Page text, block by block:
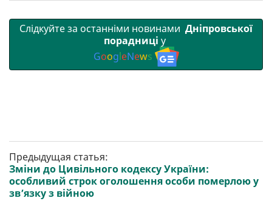
Слідкуйте за останніми новинами Дніпровської
порадниці у
GoogleNews
Предыдущая статья:
Зміни до Цивільного кодексу України:
особливий строк оголошення особи померлою у
зв’язку з війною